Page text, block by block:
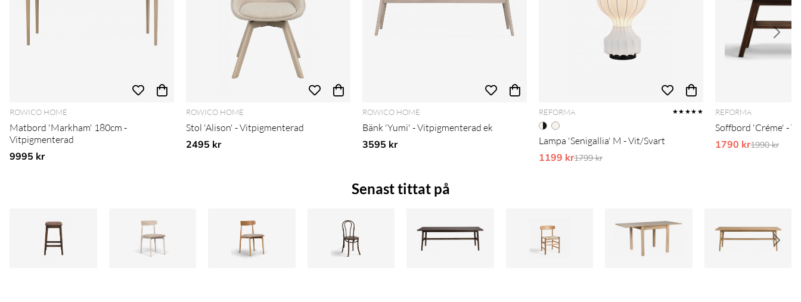
ROWICO HOME
Matbord 'Markham' 180cm -
Vitpigmenterad
9995 kr
ROWICO HOME
Stol 'Alison' - Vitpigmenterad
2495 kr
ROWICO HOME
Bänk 'Yumi' - Vitpigmenterad ek
3595 kr
REFORMA ★★★★★
Lampa 'Senigallia' M - Vit/Svart
1199 krOrdinarie pris:
1799 kr
REFORMA
Soffbord 'Créme' -
1790 krOrdinarie
1990 kr
Senast tittat på